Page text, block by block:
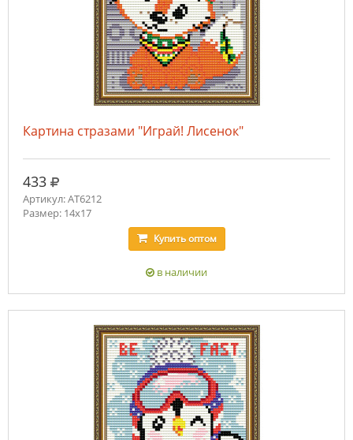
Картина стразами "Играй! Лисенок"
433 руб.
Артикул: AT6212
Размер: 14х17
Купитьоптом
в наличии